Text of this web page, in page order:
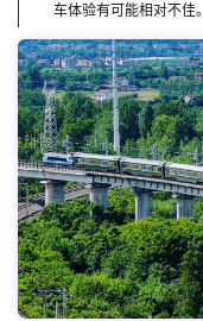
车体验有可能相对不佳。